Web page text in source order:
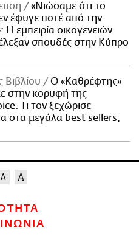
«Νιώσαμε ότι το
έφυγε ποτέ από την
Η εμπειρία οικογενειών
σπουδές στην Κύπρο
Ο «Καθρέφτης»
στην κορυφή της
Τι τον ξεχώρισε
στα μεγάλα best sellers;